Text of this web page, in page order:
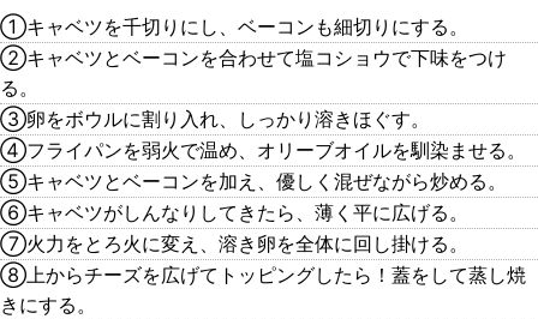
①キャベツを千切りにし、ベーコンも細切りにする。
②キャベツとベーコンを合わせて塩コショウで下味をつけ
る。
③卵をボウルに割り入れ、しっかり溶きほぐす。
④フライパンを弱火で温め、オリーブオイルを馴染ませる。
⑤キャベツとベーコンを加え、優しく混ぜながら炒める。
⑥キャベツがしんなりしてきたら、薄く平に広げる。
⑦火力をとろ火に変え、溶き卵を全体に回し掛ける。
⑧上からチーズを広げてトッピングしたら！蓋をして蒸し焼
きにする。